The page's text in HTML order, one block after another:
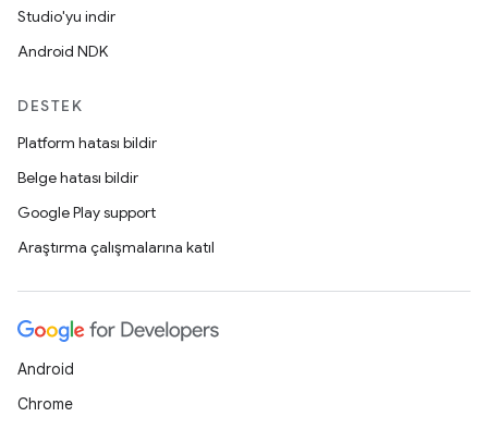
Studio'yu indir
Android NDK
DESTEK
Platform hatası bildir
Belge hatası bildir
Google Play support
Araştırma çalışmalarına katıl
Android
Chrome